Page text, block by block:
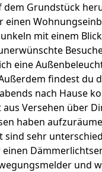
dem Grundstück
einen
mit einem
eine
findest du
nach Hause
Versehen über
haben
sind sehr
und